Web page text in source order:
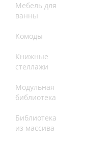
Мебель для
ванны
Комоды
Книжные
стеллажи
Модульная
библиотека
Библиотека
из массива